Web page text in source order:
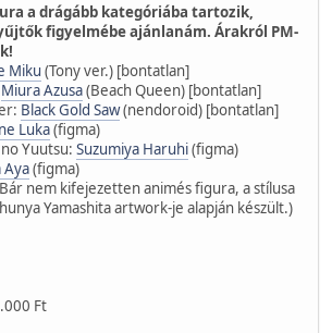
a drágább kategóriába tartozik,
figyelmébe ajánlanám. Árakról PM-
Miku (Tony ver.) [bontatlan]
Miura Azusa(Beach Queen) [bontatlan]
Black Gold Saw(nendoroid) [bontatlan]
Luka(figma)
Yuutsu: Suzumiya Haruhi(figma)
Aya(figma)
nem kifejezetten animés figura, a stílusa
Yamashita artwork-je alapján készült.)
Ft